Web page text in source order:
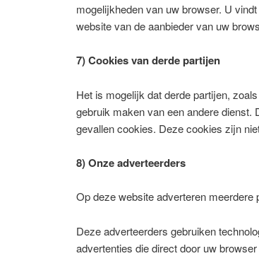
mogelijkheden van uw browser. U
website van de aanbieder van uw
7) Cookies van derde partijen
Het is mogelijk dat derde partijen,
gebruik maken van een andere dienst.
gevallen cookies. Deze cookies zijn
8)Onze adverteerders
Op deze website adverteren meerdere
Deze adverteerders gebruiken
advertenties die direct door uw